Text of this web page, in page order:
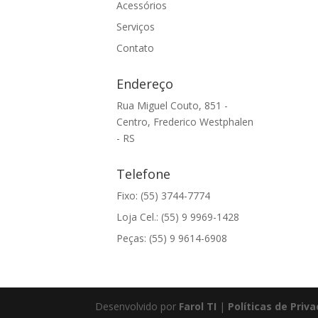
Acessórios
Serviços
Contato
Endereço
Rua Miguel Couto, 851 -
Centro, Frederico Westphalen
- RS
Telefone
Fixo: (55) 3744-7774
Loja Cel.: (55) 9 9969-1428
Peças: (55) 9 9614-6908
Desenvolvido por Farol TI | Políticas de